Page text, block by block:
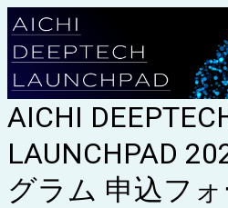
AICHI
LAUNCHPAD
グラム 申込フ